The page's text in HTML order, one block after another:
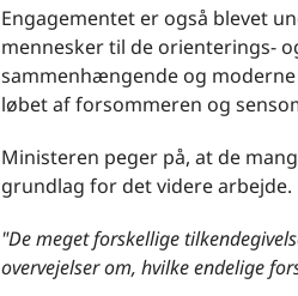
Engagementet er også blevet
mennesker til de orienterings-
sammenhængende og
løbet af forsommeren og
Ministeren peger på, at de
grundlag for det videre arbejde.
"De meget forskellige
overvejelser om, hvilke endelige